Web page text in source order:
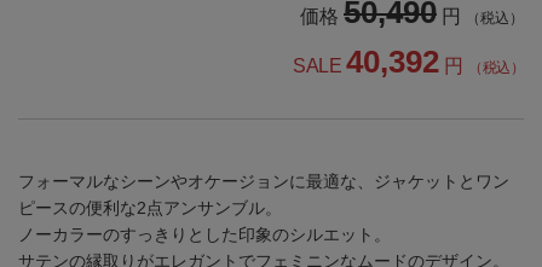
価格 50,490 円 （税込）
SALE 40,392 円 （税込）
フォーマルなシーンやオケージョンに最適な、ジャケットとワン
ピースの便利な2点アンサンブル。
ノーカラーのすっきりとした印象のシルエット。
サテンの縁取りがエレガントでフェミニンなムードのデザイン。